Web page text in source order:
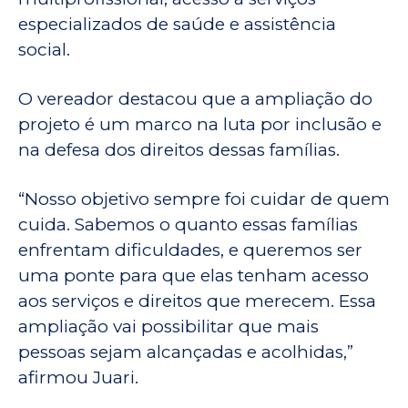
especializados de saúde e assistência
social.
O vereador destacou que a ampliação do
projeto é um marco na luta por inclusão e
na defesa dos direitos dessas famílias.
“Nosso objetivo sempre foi cuidar de quem
cuida. Sabemos o quanto essas famílias
enfrentam dificuldades, e queremos ser
uma ponte para que elas tenham acesso
aos serviços e direitos que merecem. Essa
ampliação vai possibilitar que mais
pessoas sejam alcançadas e acolhidas,”
afirmou Juari.